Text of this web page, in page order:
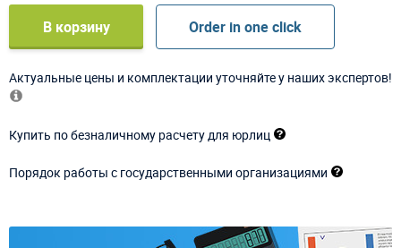
В корзину Order in one click
Актуальные цены и комплектации уточняйте у наших экспертов!
Купить по безналичному расчету для юрлиц
Порядок работы с государственными организациями